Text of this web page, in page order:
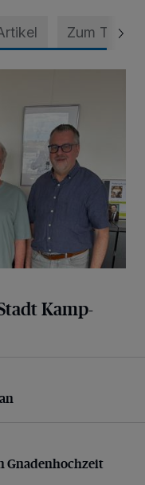
Zum Thema
Kamp-
Gnadenhochzeit